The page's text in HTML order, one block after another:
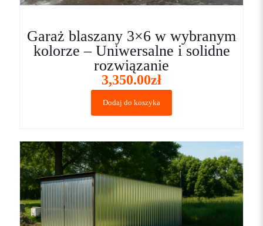
ocena*
E-
mail*
Zapamiętaj moje dane w tej przeglądarce podczas pisania
kolejnych komentarzy.
Proszę wpisać odpowiedź cyframi:
Garaż blaszany 3×6 w wybranym
kolorze – Uniwersalne i solidne
rozwiązanie
3,350.00zł
Dodaj do koszyka